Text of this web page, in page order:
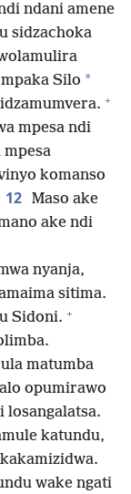
ndani amene
sidzachoka
Silo *
+
mpesa ndi
mpesa
komanso
12 Maso ake
ake ndi
nyanja,
sitima.
Sidoni. +
matumba
opumirawo
katundu,
wake ngati